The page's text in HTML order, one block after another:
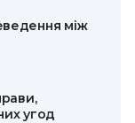
між
угод